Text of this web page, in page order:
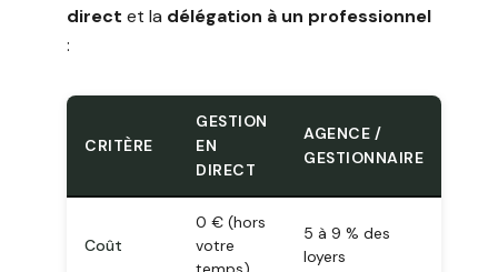
direct et la délégation à un professionnel
:
CRITÈRE
GESTION
EN
DIRECT
AGENCE /
GESTIONNAIRE
Coût
0 € (hors
votre
5 à 9 % des
loyers